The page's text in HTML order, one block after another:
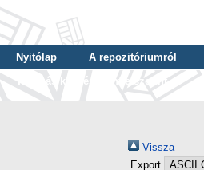
Nyitólap A repozitóriumról
Tallózás képzés szintje szerint
Vissza
Export